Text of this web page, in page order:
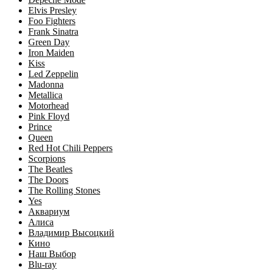
Elvis Presley
Foo Fighters
Frank Sinatra
Green Day
Iron Maiden
Kiss
Led Zeppelin
Madonna
Metallica
Motorhead
Pink Floyd
Prince
Queen
Red Hot Chili Peppers
Scorpions
The Beatles
The Doors
The Rolling Stones
Yes
Аквариум
Алиса
Владимир Высоцкий
Кино
Наш Выбор
Blu-ray